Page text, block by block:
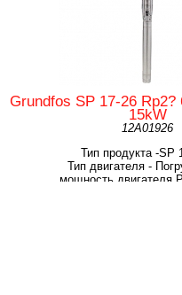
Grundfos SP 17-26 Rp2?
15kW
12A01926
Тип продукта -SP
Тип двигателя -
мощность двигателя